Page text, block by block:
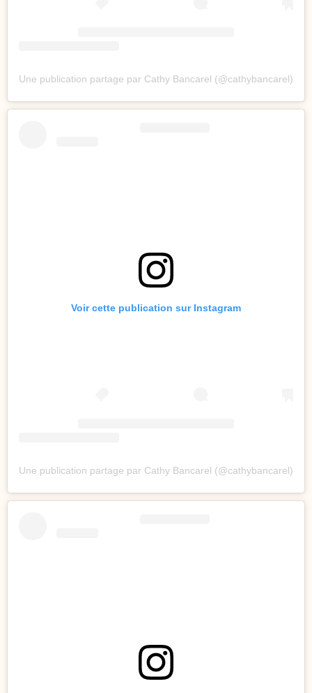
Une publication partage par Cathy Bancarel (@cathybancarel)
Voir cette publication sur Instagram
Une publication partage par Cathy Bancarel (@cathybancarel)